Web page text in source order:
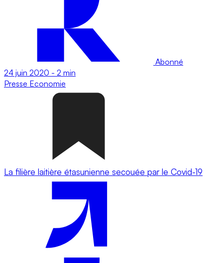
Abonné
24 juin 2020 - 2 min
Presse Economie
La filière laitière étasunienne secouée par le Covid-19